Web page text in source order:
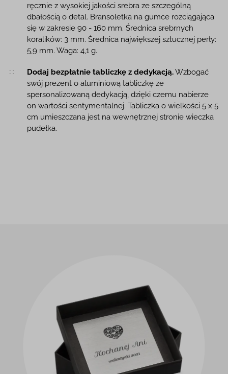
ręcznie z wysokiej jakości srebra ze szczególną
dbałością o detal. Bransoletka na gumce rozciągająca
się w zakresie 90 - 160 mm. Średnica srebrnych
koralików: 3 mm. Średnica największej sztucznej perły:
5,9 mm. Waga: 4,1 g.
Dodaj bezpłatnie tabliczkę z dedykacją.Wzbogać
swój prezent o aluminiową tabliczkę ze
spersonalizowaną dedykacją, dzięki czemu nabierze
on wartości sentymentalnej. Tabliczka o wielkości 5 x 5
cm umieszczana jest na wewnętrznej stronie wieczka
pudełka.